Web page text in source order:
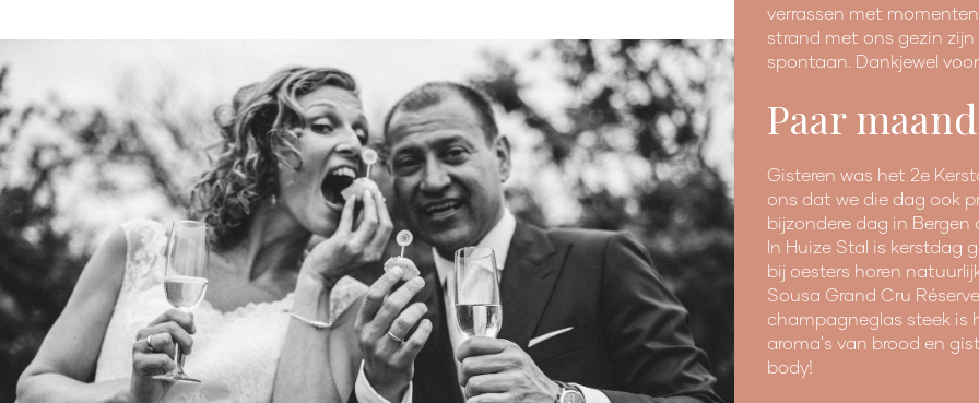
verrassen met
strand met ons gezin zijn
spontaan. Dankjewel
Paar
Gisteren was het 2e
ons dat we die dag ook
bijzondere dag in Bergen
In Huize Stal is kerstdag
bij oesters horen
Sousa Grand Cru
champagneglas steek is
aroma's van brood en
body!